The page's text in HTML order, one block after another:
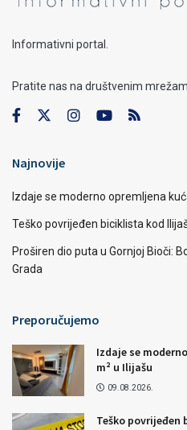
Informativni portal.
Pratite nas na društvenim
Najnovije
Izdaje se moderno opremljena
Teško povrijeđen biciklista kod
Proširen dio puta u Gornjoj Bioči:
Grada
Preporučujemo
Izdaje se
m² u Ilijašu
09.08.2026.
Teško